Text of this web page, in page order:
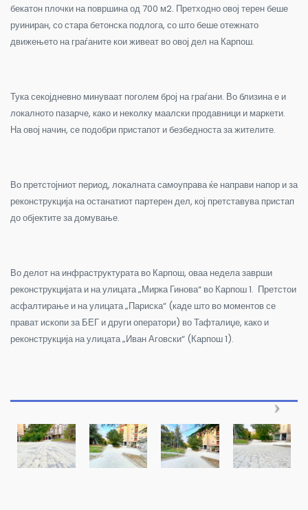
бекатон плочки на површина од 700 м2. Претходно овој терен беше
руиниран, со стара бетонска подлога, со што беше отежнато
движењето на граѓаните кои живеат во овој дел на Карпош.
Тука секојдневно минуваат поголем број на граѓани. Во близина е и
локалното пазарче, како и неколку маалски продавници и маркети.
На овој начин, се подобри пристапот и безбедноста за жителите.
Во претстојниот период, локалната самоуправа ќе направи напор и за
реконструкција на останатиот партерен дел, кој претставува пристап
до објектите за домување.
Во делот на инфраструктурата во Карпош, оваа недела заврши
реконструкцијата и на улицата „Мирка Гинова“ во Карпош 1. Претстои
асфалтирање и на улицата „Париска“ (каде што во моментов се
прават ископи за БЕГ и други оператори) во Тафталиџе, како и
реконструкција на улицата „Иван Аговски“ (Карпош 1).